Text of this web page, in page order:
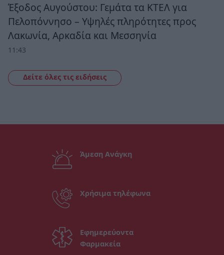
Έξοδος Αυγούστου: Γεμάτα τα ΚΤΕΛ για
Πελοπόννησο – Υψηλές πληρότητες προς
Λακωνία, Αρκαδία και Μεσσηνία
11:43
Δείτε όλες τις ειδήσεις
Άμεση Ανάγκη
Χρήσιμα τηλέφωνα
Εφημερεύοντα
Φαρμακεία